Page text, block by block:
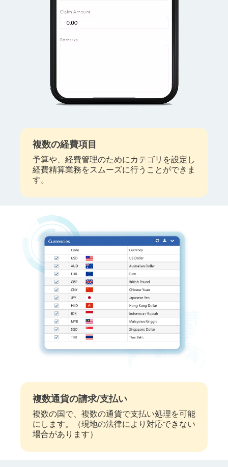
複数の経費項目
予算や、経費管理のためにカテゴリを設定し
経費精算業務をスムーズに行うことができま
す。
複数通貨の請求/支払い
複数の国で、複数の通貨で支払い処理を可能
にします。（現地の法律により対応できない
場合があります）